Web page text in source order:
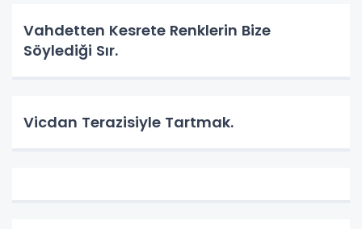
Vahdetten Kesrete Renklerin Bize
Söylediği Sır.
Vicdan Terazisiyle Tartmak.